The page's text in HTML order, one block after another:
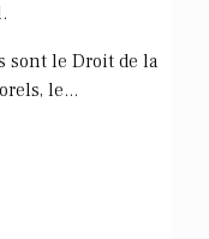
sont le Droit de la
le...